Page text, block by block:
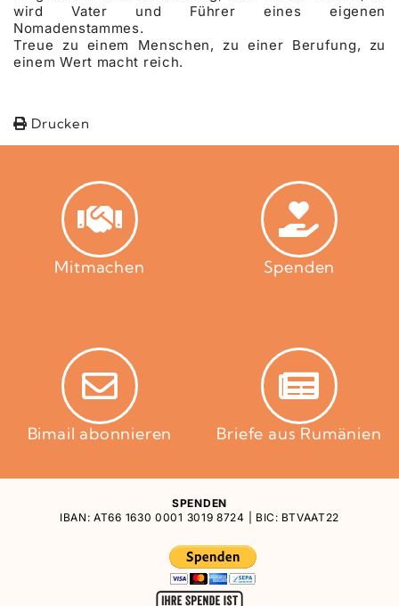
wird Vater und Führer eines eigenen
Nomadenstammes.
Treue zu einem Menschen, zu einer Berufung, zu
einem Wert macht reich.
Drucken
Mitmachen Spenden
Bimail abonnieren Briefe aus Rumänien
SPENDEN
IBAN: AT66 1630 0001 3019 8724 | BIC: BTVAAT22